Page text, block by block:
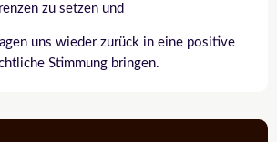
zu setzen und
uns wieder zurück in eine positive
Stimmung bringen.